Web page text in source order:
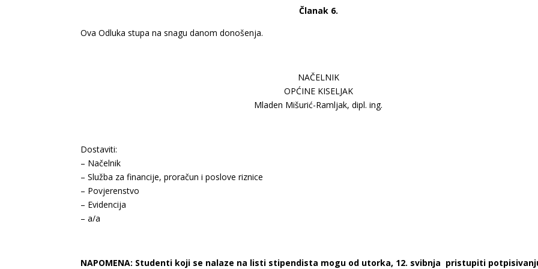
Članak 6.
Ova Odluka stupa na snagu danom donošenja.
NAČELNIK
OPĆINE KISELJAK
Mladen Mišurić-Ramljak, dipl. ing.
Dostaviti:
– Načelnik
– Služba za financije, proračun i poslove riznice
– Povjerenstvo
– Evidencija
– a/a
NAPOMENA: Studenti koji se nalaze na listi stipendista mogu od utorka, 12. svibnja pristupiti